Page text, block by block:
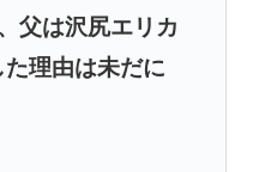
父は沢尻エリカ
理由は未だに